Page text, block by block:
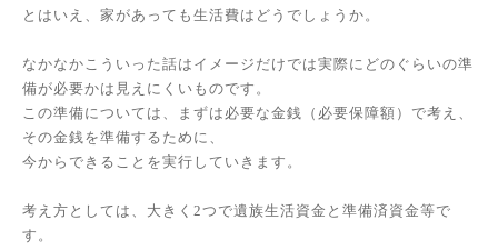
とはいえ、家があっても生活費はどうでしょうか。
なかなかこういった話はイメージだけでは実際にどのぐらいの準
備が必要かは見えにくいものです。
この準備については、まずは必要な金銭（必要保障額）で考え、
その金銭を準備するために、
今からできることを実行していきます。
考え方としては、大きく2つで遺族生活資金と準備済資金等で
す。